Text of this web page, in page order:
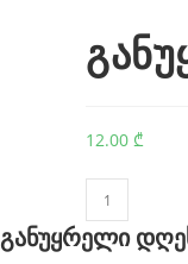
a
12.00 ₾
რაოდენობა:
განუყრელი
განუყრელი